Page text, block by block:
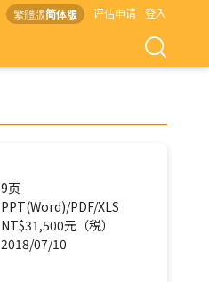
繁體版简体版 评估申请 登入
9页
PPT(Word)/PDF/XLS
NT$31,500元（税）
2018/07/10